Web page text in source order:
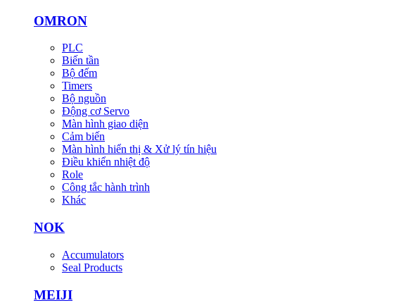
OMRON
PLC
Biến tần
Bộ đếm
Timers
Bộ nguồn
Động cơ Servo
Màn hình giao diện
Cảm biến
Màn hình hiển thị & Xử lý tín hiệu
Điều khiển nhiệt độ
Role
Công tắc hành trình
Khác
NOK
Accumulators
Seal Products
MEIJI